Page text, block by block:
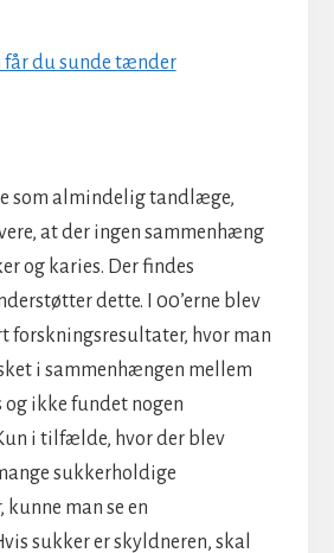
får du sunde tænder
som almindelig tandlæge,
at der ingen sammenhæng
og karies. Der findes
dette. I 00’erne blev
forskningsresultater, hvor man
i sammenhængen mellem
og ikke fundet nogen
i tilfælde, hvor der blev
sukkerholdige
man se en
sukker er skyldneren, skal